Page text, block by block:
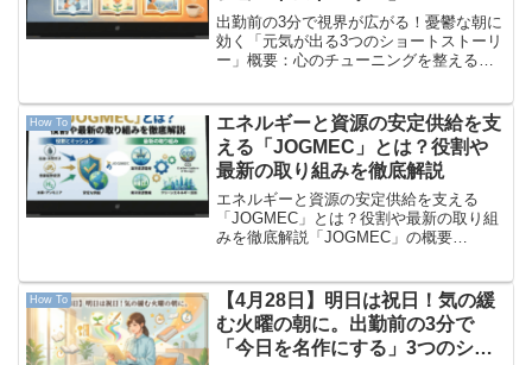
出勤前の3分で視界が広がる！憂鬱な朝に
効く「元気が出る3つのショートストーリ
ー」概要：心のチューニングを整える
を引きずって前に進めない」「目の前の
作業に追われて、何のた...
How To
エネルギーと資源の安定供給を支
える「JOGMEC」とは？役割や
最新の取り組みを徹底解説
エネルギーと資源の安定供給を支える
「JOGMEC」とは？役割や最新の取り組
みを徹底解説「JOGMEC」の概要
でしょうか。 正式名称を「独立行政法人
エネルギー・金属...
How To
【4月28日】明日は祝日！気の緩
む火曜の朝に。出勤前の3分で
「今日を名作にする」3つのショ